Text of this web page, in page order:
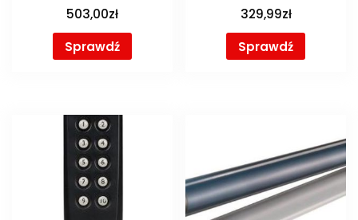
503,00zł
Sprawdź
329,99zł
Sprawdź